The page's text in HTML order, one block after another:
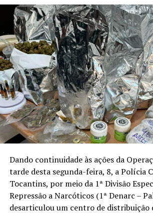
Dando continuidade às ações da
tarde desta segunda-feira, 8, a Polícia
Tocantins, por meio da 1ª Divisão
Repressão a Narcóticos (1ª Denarc –
desarticulou um centro de distribuição